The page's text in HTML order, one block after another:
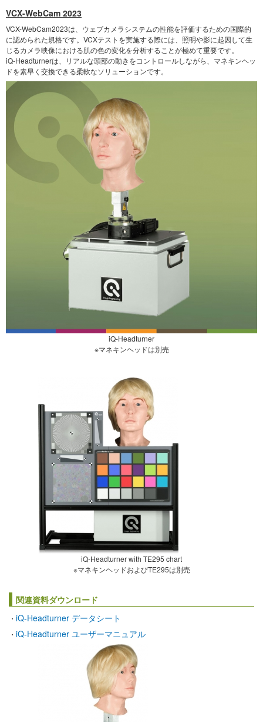
VCX-WebCam 2023
VCX-WebCam2023は、ウェブカメラシステムの性能を評価するための国際的
に認められた規格です。VCXテストを実施する際には、照明や影に起因して生
じるカメラ映像における肌の色の変化を分析することが極めて重要です。
iQ-Headturnerは、リアルな頭部の動きをコントロールしながら、マネキンヘッ
ドを素早く交換できる柔軟なソリューションです。
iQ-Headturner
※マネキンヘッドは別売
iQ-Headturner with TE295 chart
※マネキンヘッドおよびTE295は別売
関連資料ダウンロード
・ iQ-Headturner データシート
・ iQ-Headturner ユーザーマニュアル